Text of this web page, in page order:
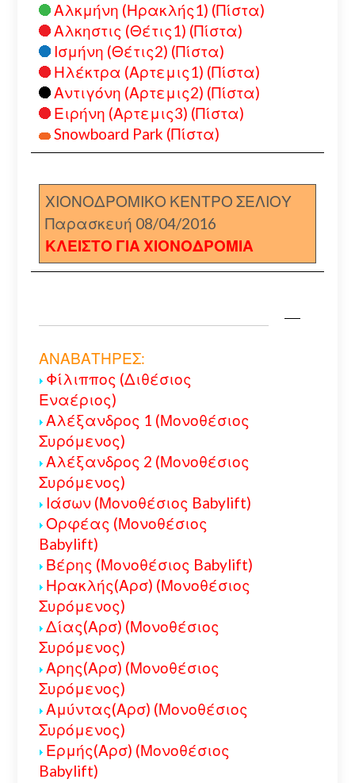
Αλκμήνη (Ηρακλής1) (Πίστα)
Αλκηστις (Θέτις1) (Πίστα)
Ισμήνη (Θέτις2) (Πίστα)
Ηλέκτρα (Αρτεμις1) (Πίστα)
Αντιγόνη (Αρτεμις2) (Πίστα)
Ειρήνη (Αρτεμις3) (Πίστα)
Snowboard Park (Πίστα)
ΧΙΟΝΟΔΡΟΜΙΚΟ ΚΕΝΤΡΟ ΣΕΛΙΟΥ
Παρασκευή 08/04/2016
ΚΛΕΙΣΤΟ ΓΙΑ ΧΙΟΝΟΔΡΟΜΙΑ
ΑΝΑΒΑΤΗΡΕΣ:
Φίλιππος (Διθέσιος
Εναέριος)
Αλέξανδρος 1 (Μονοθέσιος
Συρόμενος)
Αλέξανδρος 2 (Μονοθέσιος
Συρόμενος)
Ιάσων (Μονοθέσιος Babylift)
Ορφέας (Μονοθέσιος
Babylift)
Βέρης (Μονοθέσιος Babylift)
Ηρακλής(Αρσ) (Μονοθέσιος
Συρόμενος)
Δίας(Αρσ) (Μονοθέσιος
Συρόμενος)
Αρης(Αρσ) (Μονοθέσιος
Συρόμενος)
Αμύντας(Αρσ) (Μονοθέσιος
Συρόμενος)
Ερμής(Αρσ) (Μονοθέσιος
Babylift)